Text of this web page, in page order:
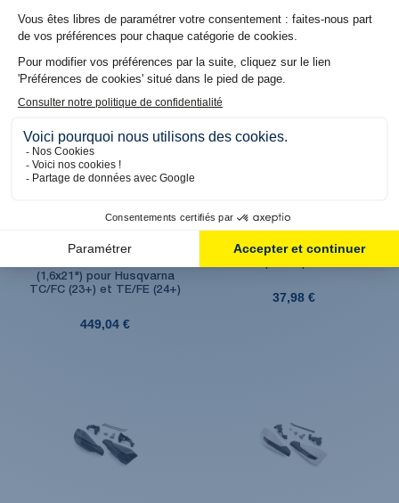
65,04 €
Roue avant Factory
(1,6x21") pour Husqvarna
TC/FC (23+) et TE/FE (24+)
449,04 €
Produit en stock. Livraison 48H
Kit d'arceau de protège
37,98 €